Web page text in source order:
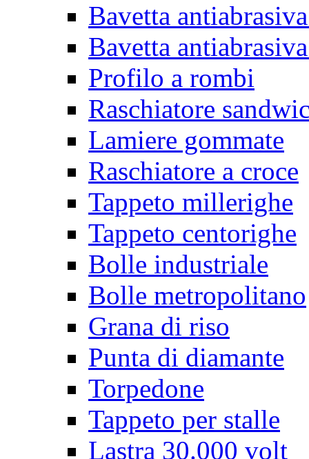
Bavetta
Bavetta
Profilo a rombi
Raschiatore
Lamiere gommate
Raschiatore a croce
Tappeto millerighe
Tappeto centorighe
Bolle industriale
Bolle metropolitano
Grana di riso
Punta di diamante
Torpedone
Tappeto per stalle
Lastra 30.000 volt